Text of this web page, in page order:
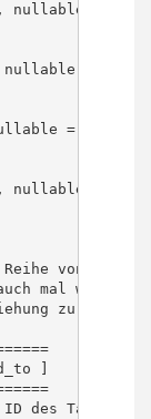
nullable =
=
= false)
nullable =
von den
mal weg,
zu der
]
des Tasks